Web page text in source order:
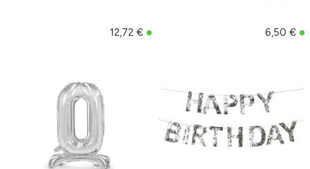
12,72 € 6,50 €